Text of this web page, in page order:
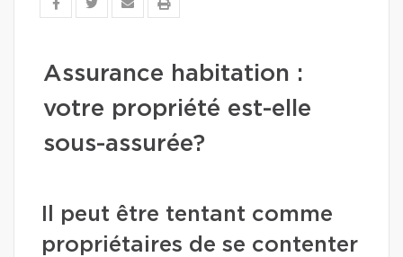
Assurance habitation :
votre propriété est-elle
sous-assurée?
Il peut être tentant comme
propriétaires de se contenter